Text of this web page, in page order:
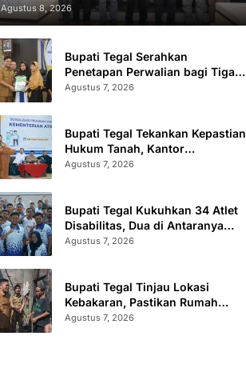
Agustus 8, 2026
Bupati Tegal Serahkan
Penetapan Perwalian bagi Tiga
Anak LKSA
Agustus 7, 2026
Bupati Tegal Tekankan Kepastian
Hukum Tanah, Kantor
Pertanahan Catat 296.869
Agustus 7, 2026
Bupati Tegal Kukuhkan 34 Atlet
Disabilitas, Dua di Antaranya
Berlaga di Level Dunia
Agustus 7, 2026
Bupati Tegal Tinjau Lokasi
Kebakaran, Pastikan Rumah
Korban Diperbaiki
Agustus 7, 2026